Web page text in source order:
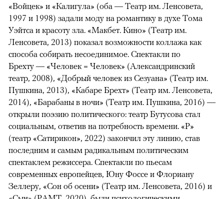
«Войцек» и «Калигула» (оба — Театр им. Ленсовета,
1997 и 1998) задали моду на романтику в духе Тома
Уэйтса и красоту зла. «Макбет. Кино» (Театр им.
Ленсовета, 2013) показал возможности коллажа как
способа собирать несоединимое. Спектакли по
Брехту — «Человек = Человек» (Александринский
театр, 2008), «Добрый человек из Сезуана» (Театр им.
Пушкина, 2013), «Кабаре Брехт» (Театр им. Ленсовета,
2014), «Барабаны в ночи» (Театр им. Пушкина, 2016) —
открыли поэзию политического: театр Бутусова стал
социальным, ответив на потребность времени. «Р»
(театр «Сатирикон», 2022) закончил эту линию, став
последним и самым радикальным политическим
спектаклем режиссера. Спектакли по пьесам
современных европейцев, Юну Фоссе и Флориану
Зеллеру, «Сон об осени» (Театр им. Ленсовета, 2016) и